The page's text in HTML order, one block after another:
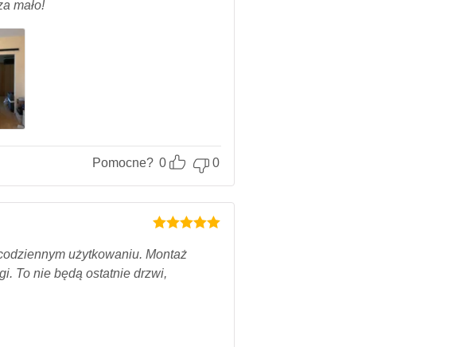
mało!
Pomocne? 0 0
na 5.
użytkowaniu. Montaż
To nie będą ostatnie drzwi,